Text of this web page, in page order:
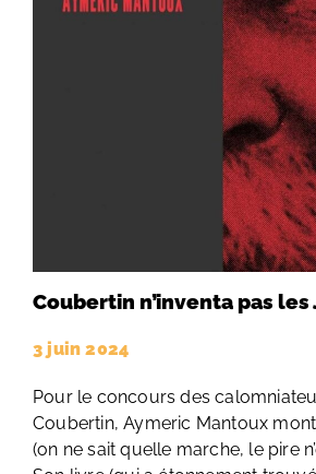
Coubertin n’inventa pas les
3 juin 2024
Pour le concours des
Coubertin, Aymeric Mantoux
(on ne sait quelle marche, le pire